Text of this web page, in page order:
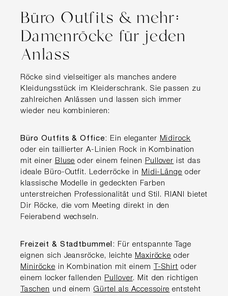
Büro Outfits & mehr:
Damenröcke für jeden
Anlass
Röcke sind vielseitiger als manches andere
Kleidungsstück im Kleiderschrank. Sie passen zu
zahlreichen Anlässen und lassen sich immer
wieder neu kombinieren:
Büro Outfits & Office: Ein eleganter Midirock
oder ein taillierter A-Linien Rock in Kombination
mit einer Bluse oder einem feinen Pullover ist das
ideale Büro-Outfit. Lederröcke in Midi-Länge oder
klassische Modelle in gedeckten Farben
unterstreichen Professionalität und Stil. RIANI bietet
Dir Röcke, die vom Meeting direkt in den
Feierabend wechseln.
Freizeit & Stadtbummel: Für entspannte Tage
eignen sich Jeansröcke, leichte Maxiröcke oder
Miniröcke in Kombination mit einem T-Shirt oder
einem locker fallenden Pullover. Mit den richtigen
Taschen und einem Gürtel als Accessoire entsteht